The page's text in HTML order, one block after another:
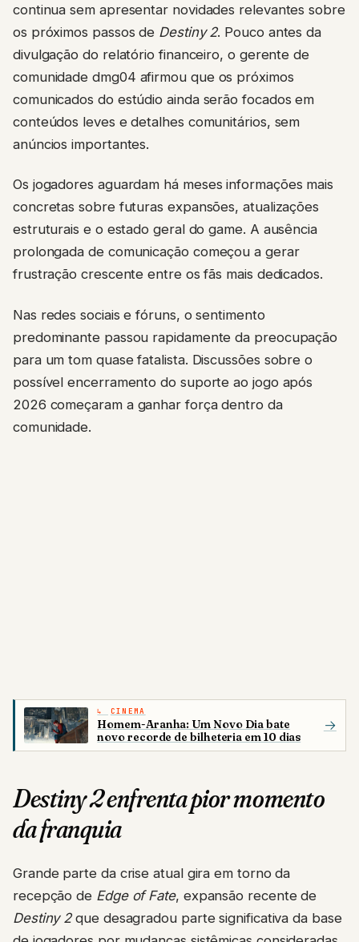
continua sem apresentar novidades relevantes sobre
os próximos passos de Destiny 2. Pouco antes da
divulgação do relatório financeiro, o gerente de
comunidade dmg04 afirmou que os próximos
comunicados do estúdio ainda serão focados em
conteúdos leves e detalhes comunitários, sem
anúncios importantes.
Os jogadores aguardam há meses informações mais
concretas sobre futuras expansões, atualizações
estruturais e o estado geral do game. A ausência
prolongada de comunicação começou a gerar
frustração crescente entre os fãs mais dedicados.
Nas redes sociais e fóruns, o sentimento
predominante passou rapidamente da preocupação
para um tom quase fatalista. Discussões sobre o
possível encerramento do suporte ao jogo após
2026 começaram a ganhar força dentro da
comunidade.
CINEMA
Homem-Aranha: Um Novo Dia bate
novo recorde de bilheteria em 10 dias
→
Destiny 2 enfrenta pior momento
da franquia
Grande parte da crise atual gira em torno da
recepção de Edge of Fate, expansão recente de
Destiny 2que desagradou parte significativa da base